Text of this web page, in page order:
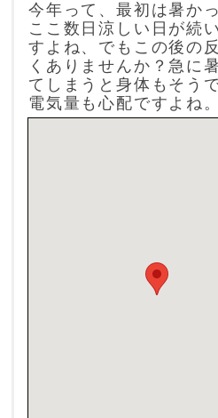
今年って、最初は暑か
ここ数日涼しい日が続
すよね、でもこの後の
くありませんか？急に
てしまうと身体もそう
電気量も心配ですよね。